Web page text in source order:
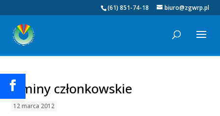
(61) 851-74-18 biuro@zgwrp.pl
Gminy członkowskie
12 marca 2012